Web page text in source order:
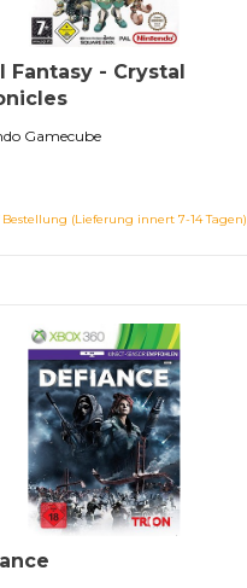
Fantasy - Crystal
Gamecube
(Lieferung innert 7-14 Tagen)